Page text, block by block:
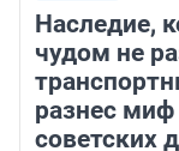
Наследие,
чудом не
разнес
советских